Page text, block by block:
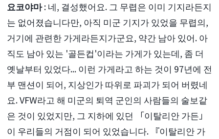
요코야마: 네, 결성했어요. 그 무렵은 이미 기지라든지
는 없어졌습니다만, 아직 미군 기지가 있었을 무렵의,
거기에 관련한 가게라든지가군요, 약간 남아 있어. 아
직도 남아 있는 '골든컵'이라는 가게가 있는데, 좀 더
옛날부터 있었다... 이런 가게라고 하는 것이 97년에 전
부 맨션이 되어, 지상인가 따위로 파괴가 되어 버렸네
요. VFW라고 해 미군의 퇴역 군인의 사람들의 술보같
은 것이 있었지만, 그 지하에 있던 「이탈리안 가든」
이 우리들의 거점이 되어 있었습니다. 『이탈리안 가